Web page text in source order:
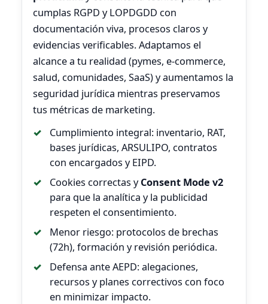
cumplas RGPD y LOPDGDD con
documentación viva, procesos claros y
evidencias verificables. Adaptamos el
alcance a tu realidad (pymes, e-commerce,
salud, comunidades, SaaS) y aumentamos la
seguridad jurídica mientras preservamos
tus métricas de marketing.
Cumplimiento integral: inventario, RAT,
bases jurídicas, ARSULIPO, contratos
con encargados y EIPD.
Cookies correctas yConsent Mode v2
para que la analítica y la publicidad
respeten el consentimiento.
Menor riesgo: protocolos de brechas
(72h), formación y revisión periódica.
Defensa ante AEPD: alegaciones,
recursos y planes correctivos con foco
en minimizar impacto.